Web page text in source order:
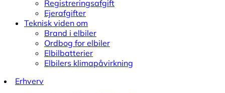
Registreringsafgift
Ejerafgifter
Teknisk viden om
Brand i elbiler
Ordbog for elbiler
Elbilbatterier
Elbilers klimapåvirkning
Erhverv